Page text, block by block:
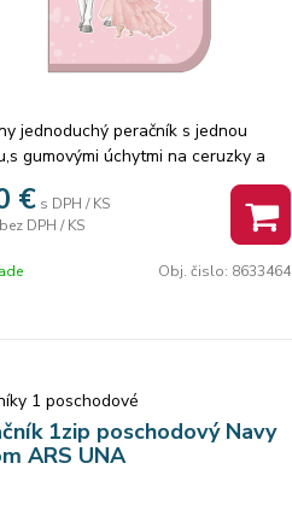
jednoduchý peračník s jednou
gumovými úchytmi na ceruzky a
vreckom na suchý zips vhodným na
gumu a prepážkou s priehľadnou
rozvrhom hodín. Výška 20,0 cm
cm
€ s DPH / KS
bez DPH / KS
Obj. čislo: 8633464
1 poschodové
1zip poschodový Navy
ARS UNA